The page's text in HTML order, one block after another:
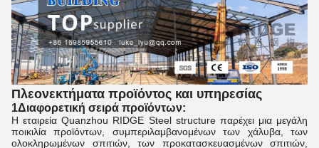
Πλεονεκτήματα προϊόντος και υπηρεσίας
1Διαφορετική σειρά προϊόντων:
Η εταιρεία Quanzhou RIDGE Steel structure παρέχει μια μεγάλη
ποικιλία προϊόντων, συμπεριλαμβανομένων των χάλυβα, των
ολοκληρωμένων σπιτιών, των προκατασκευασμένων σπιτιών,